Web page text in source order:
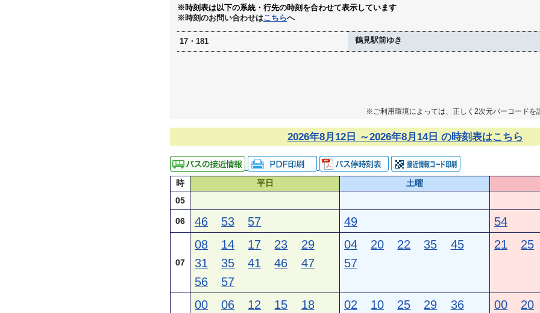
※時刻表は以下の系統・行先の時刻を合わせて表示しています
※時刻のお問い合わせはこちらへ
17・181 鶴見駅前ゆき
※ご利用環境によっては、正しく2次元バーコードを
2026年8月12日 ～2026年8月14日 の時刻表はこちら
時 平日
土曜
05
06 46 53 57 49 54
07
08 14 17 23
29
31
35 41 46
47
56
57
04 20 22 35
45
57
21 25
00 06 12 15
18
02 10 25 29
36
00 20